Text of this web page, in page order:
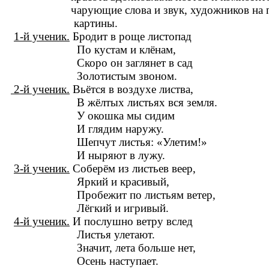
чарующие слова и звук, художников на
картины.
1-й ученик. Бродит в роще листопад
По кустам и клёнам,
Скоро он заглянет в сад
Золотистым звоном.
2-й ученик. Вьётся в воздухе листва,
В жёлтых листьях вся земля.
У окошка мы сидим
И глядим наружу.
Шепчут листья: «Улетим!»
И ныряют в лужу.
3-й ученик. Соберём из листьев веер,
Яркий и красивый,
Пробежит по листьям ветер,
Лёгкий и игривый.
4-й ученик. И послушно ветру вслед
Листья улетают.
Значит, лета больше нет,
Осень наступает.